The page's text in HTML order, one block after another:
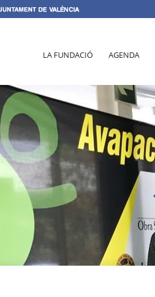
LA FUNDACIÓ AGENDA